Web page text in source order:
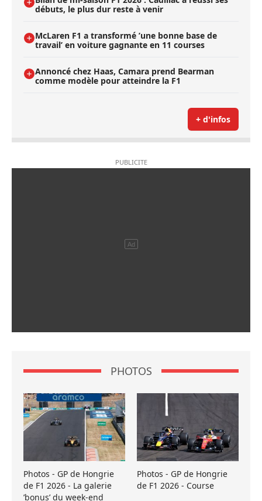
débuts, le plus dur reste à venir
McLaren F1 a transformé ’une bonne base de
travail’ en voiture gagnante en 11 courses
Annoncé chez Haas, Camara prend Bearman
comme modèle pour atteindre la F1
+ d'infos
PHOTOS
Photos - GP de Hongrie
de F1 2026 - La galerie
’bonus’ du week-end
Photos - GP de Hongrie
de F1 2026 - Course